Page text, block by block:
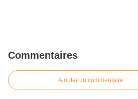
Commentaires
Ajouter un commentaire